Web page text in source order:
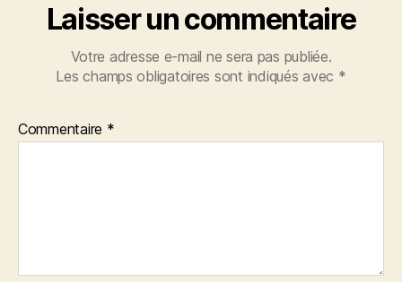
Laisser un commentaire
Votre adresse e-mail ne sera pas publiée.
Les champs obligatoires sont indiqués avec *
Commentaire *